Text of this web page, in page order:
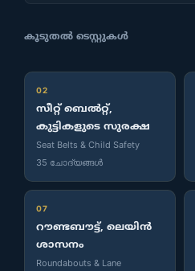
കൂടുതൽ ടെസ്റ്റുകൾ
02
സീറ്റ് ബെൽറ്റ്,
കുട്ടികളുടെ സുരക്ഷ
Seat Belts & Child Safety
35 ചോദ്യങ്ങൾ
07
റൗണ്ടബൗട്ട്, ലെയിൻ
ശാസനം
Roundabouts & Lane